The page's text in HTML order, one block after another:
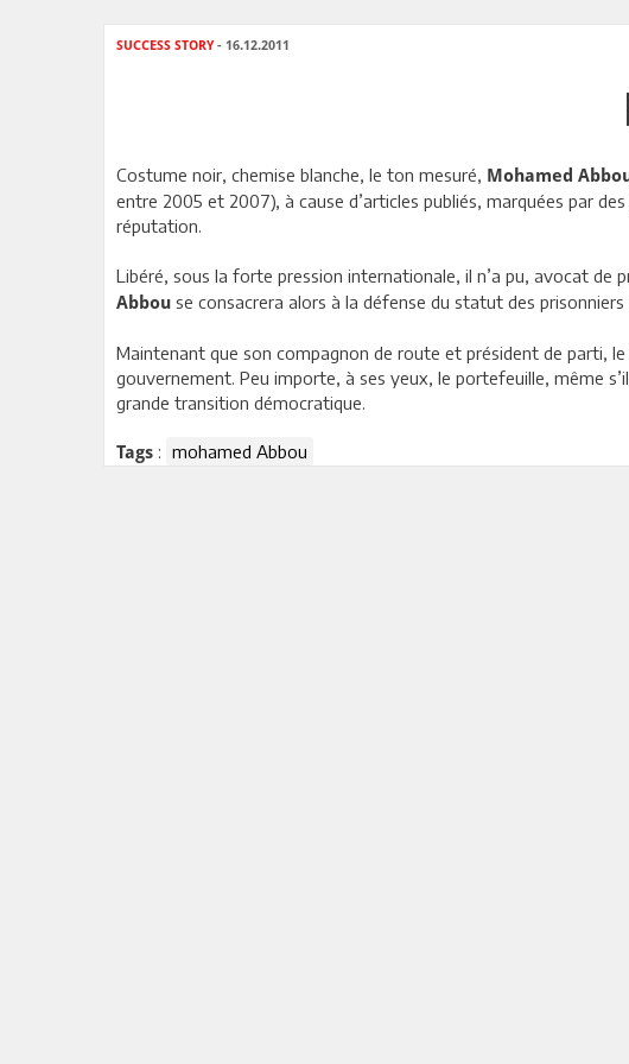
SUCCESS STORY- 16.12.2011
Costume noir, chemise blanche, le ton mesuré, Mohamed
entre 2005 et 2007), à cause d’articles publiés, marquées par
réputation.
Libéré, sous la forte pression internationale, il n’a pu, avocat
Abbou se consacrera alors à la défense du statut des
Maintenant que son compagnon de route et président de parti,
gouvernement. Peu importe, à ses yeux, le portefeuille, même
grande transition démocratique.
Tags : mohamed Abbou